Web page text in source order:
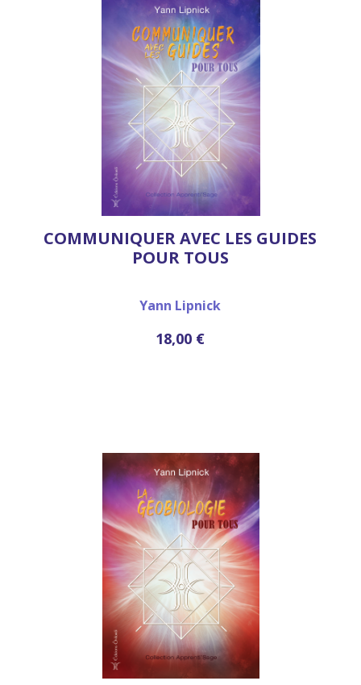
COMMUNIQUER AVEC LES GUIDES
POUR TOUS
Yann Lipnick
18,00 €